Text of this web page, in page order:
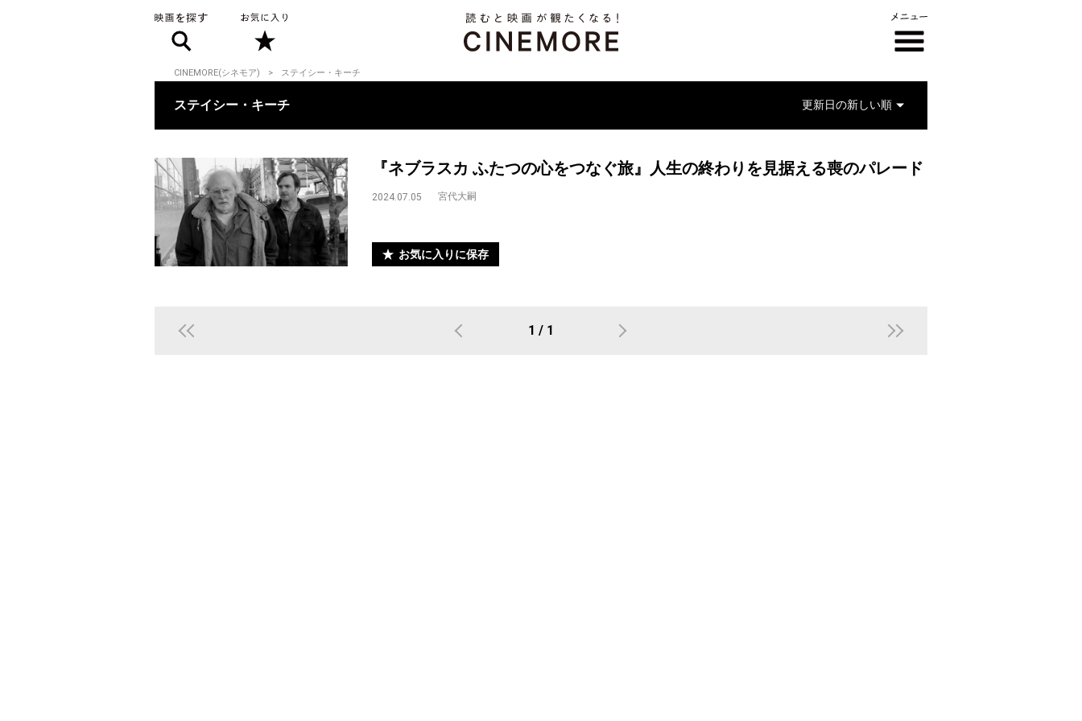
CINEMORE(シネモア) ステイシー・キーチ
ステイシー・キーチ
『ネブラスカ ふたつの心をつなぐ旅』人生の終わりを見据える喪のパレード
2024.07.05 宮代大嗣
お気に入りに保存
1 / 1